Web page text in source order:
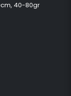
40-80gr